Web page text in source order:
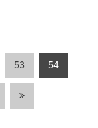
53 54